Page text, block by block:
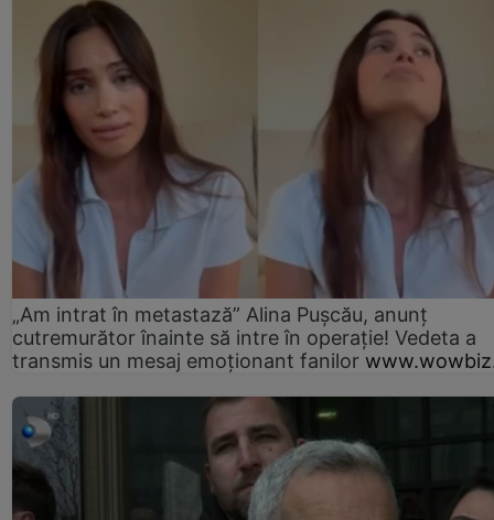
„Am intrat în metastază” Alina Pușcău, anunț
cutremurător înainte să intre în operație! Vedeta a
transmis un mesaj emoționant fanilor